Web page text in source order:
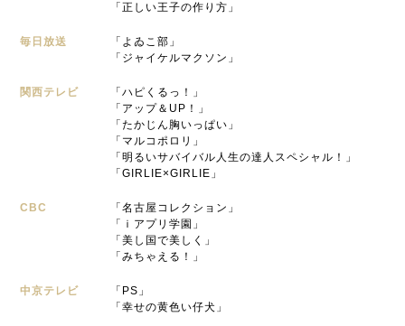
「正しい王子の作り方」
毎日放送
「よゐこ部」
「ジャイケルマクソン」
関西テレビ
「ハピくるっ！」
「アップ＆UP！」
「たかじん胸いっぱい」
「マルコポロリ」
「明るいサバイバル人生の達人スペシャル！」
「GIRLIE×GIRLIE」
CBC
「名古屋コレクション」
「ｉアプリ学園」
「美し国で美しく」
「みちゃえる！」
中京テレビ
「PS」
「幸せの黄色い仔犬」